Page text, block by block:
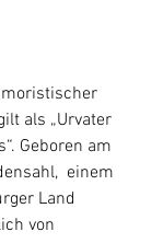
als „Urvater
Geboren am
einem
Land
von